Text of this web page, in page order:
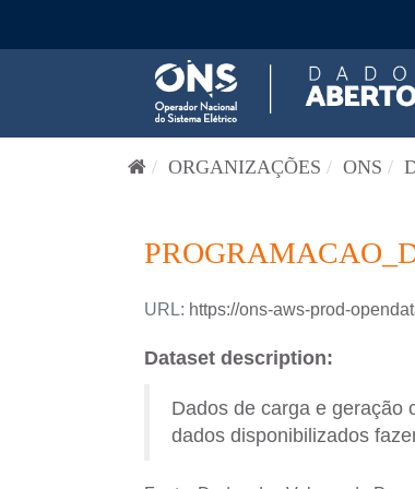
ORGANIZAÇÕES ONS
URL: https://ons-aws-prod-
Dataset description:
Dados de carga e geração
dados disponibilizados